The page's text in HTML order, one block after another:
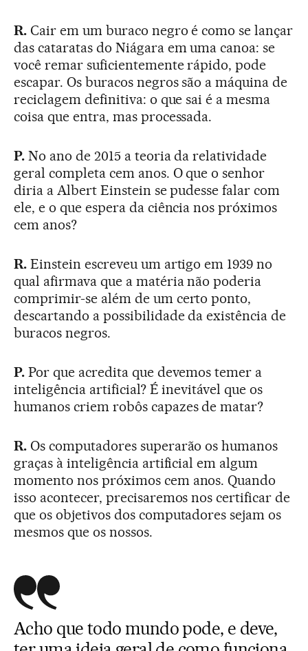
R.Cair em um buraco negro é como se lançar
das cataratas do Niágara em uma canoa: se
você remar suficientemente rápido, pode
escapar. Os buracos negros são a máquina de
reciclagem definitiva: o que sai é a mesma
coisa que entra, mas processada.
P.No ano de 2015 a teoria da relatividade
geral completa cem anos. O que o senhor
diria a Albert Einstein se pudesse falar com
ele, e o que espera da ciência nos próximos
cem anos?
R.Einstein escreveu um artigo em 1939 no
qual afirmava que a matéria não poderia
comprimir-se além de um certo ponto,
descartando a possibilidade da existência de
buracos negros.
P.Por que acredita que devemos temer a
inteligência artificial? É inevitável que os
humanos criem robôs capazes de matar?
R.Os computadores superarão os humanos
graças à inteligência artificial em algum
momento nos próximos cem anos. Quando
isso acontecer, precisaremos nos certificar de
que os objetivos dos computadores sejam os
mesmos que os nossos.
Acho que todo mundo pode, e deve,